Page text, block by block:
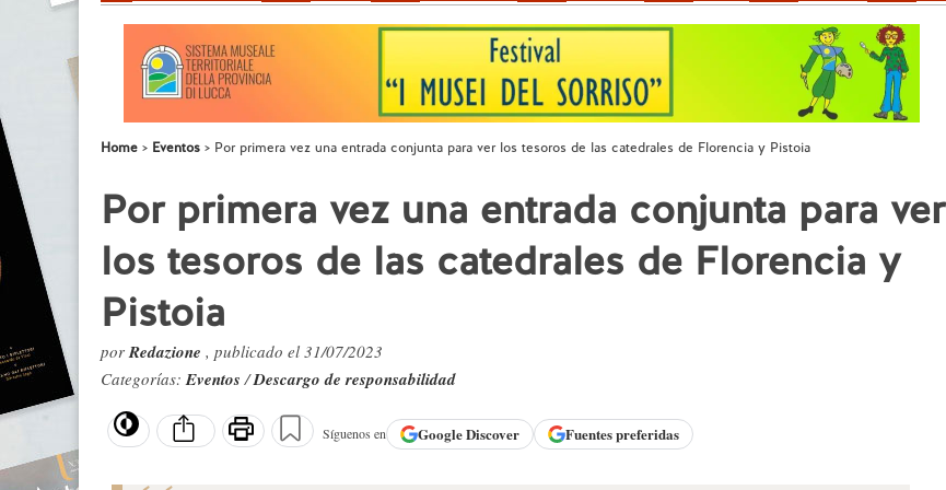
Home Eventos Por primera vez una entrada conjunta para ver los tesoros de las catedrales de Florencia y Pistoia
Por primera vez una entrada conjunta para ver
los tesoros de las catedrales de Florencia y
Pistoia
porRedazione , publicado el 31/07/2023
Categorías:Eventos/Descargo de responsabilidad
Síguenos en GoogleDiscover Fuentes preferidas